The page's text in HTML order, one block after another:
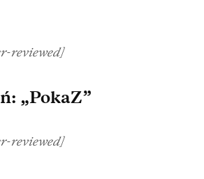
reviewed]
„PokaZ”
reviewed]